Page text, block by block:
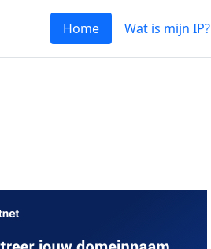
Home Wat is mijn IP?